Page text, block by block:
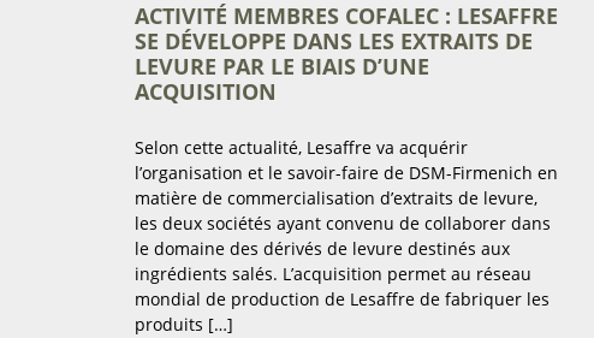
ACTIVITÉ MEMBRES COFALEC : LESAFFRE
SE DÉVELOPPE DANS LES EXTRAITS DE
LEVURE PAR LE BIAIS D’UNE
ACQUISITION
Selon cette actualité, Lesaffre va acquérir
l’organisation et le savoir-faire de DSM-Firmenich en
matière de commercialisation d’extraits de levure,
les deux sociétés ayant convenu de collaborer dans
le domaine des dérivés de levure destinés aux
ingrédients salés. L’acquisition permet au réseau
mondial de production de Lesaffre de fabriquer les
produits […]